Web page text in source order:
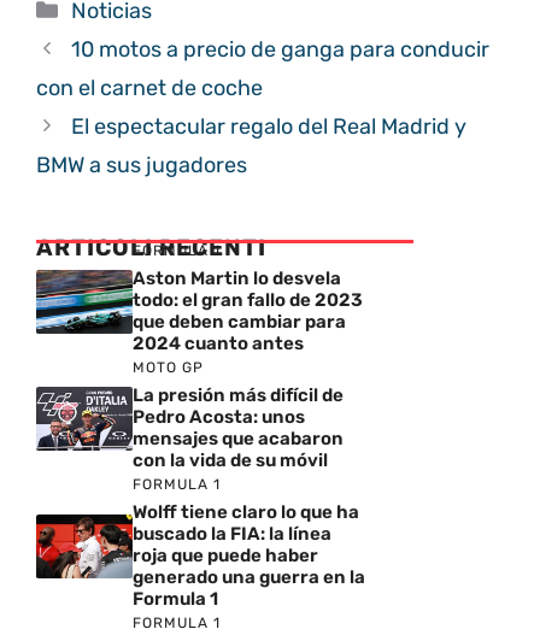
Categorías
Noticias
10 motos a precio de ganga para conducir
con el carnet de coche
El espectacular regalo del Real Madrid y
BMW a sus jugadores
ARTICOLI RECENTI
FORMULA 1
Aston Martin lo desvela
todo: el gran fallo de 2023
que deben cambiar para
2024 cuanto antes
MOTO GP
La presión más difícil de
Pedro Acosta: unos
mensajes que acabaron
con la vida de su móvil
FORMULA 1
Wolff tiene claro lo que ha
buscado la FIA: la línea
roja que puede haber
generado una guerra en la
Formula 1
FORMULA 1